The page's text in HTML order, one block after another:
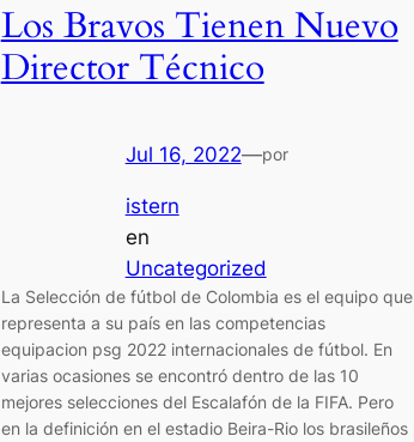
Los Bravos Tienen Nuevo
Director Técnico
Jul 16, 2022—por
istern
en
Uncategorized
La Selección de fútbol de Colombia es el equipo que
representa a su país en las competencias
equipacion psg 2022 internacionales de fútbol. En
varias ocasiones se encontró dentro de las 10
mejores selecciones del Escalafón de la FIFA. Pero
en la definición en el estadio Beira-Rio los brasileños